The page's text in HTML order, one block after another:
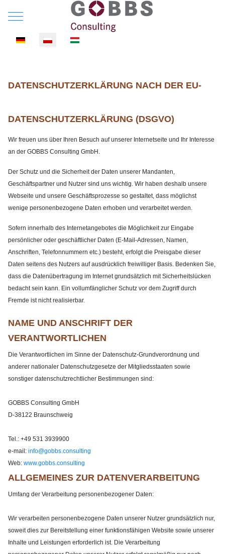
Mobile Menu Toggle
Wybierz swój język
DATENSCHUTZERKLÄRUNG NACH DER EU-
DATENSCHUTZERKLÄRUNG (DSGVO)
Wir freuen uns über Ihren Besuch auf unserer Internetseite und Ihr Interesse
an der GOBBS Consulting GmbH.
Der Schutz und die Sicherheit der Daten unserer Mandanten,
Geschäftspartner und Nutzer sind uns wichtig. Wir haben deshalb unsere
Webseite und unsere Geschäftsprozesse so gestaltet, dass möglichst
wenige personenbezogene Daten erhoben und verarbeitet werden.
Sofern innerhalb des Internetangebotes die Möglichkeit zur Eingabe
persönlicher oder geschäftlicher Daten (E-Mail-Adressen, Namen,
Anschriften, Telefonnummern etc.) besteht, erfolgt die Preisgabe dieser
Daten seitens des Nutzers auf ausdrücklich freiwilliger Basis. Bedenken Sie,
dass die Datenübertragung im Internet grundsätzlich mit Sicherheitslücken
bedacht sein kann. Ein vollumfänglicher Schutz vor dem Zugriff durch
Fremde ist nicht realisierbar.
NAME UND ANSCHRIFT DER
VERANTWORTLICHEN
Die Verantwortlichen im Sinne der Datenschutz-Grundverordnung und
anderer nationaler Datenschutzgesetze der Mitgliedsstaaten sowie
sonstiger datenschutzrechtlicher Bestimmungen sind:
GOBBS Consulting GmbH
D-38122 Braunschweig
Tel.: +49 531 3939900
e-mail:info@gobbs.consulting
Web:www.gobbs.consulting
ALLGEMEINES ZUR DATENVERARBEITUNG
Umfang der Verarbeitung personenbezogener Daten:
Wir verarbeiten personenbezogene Daten unserer Nutzer grundsätzlich nur,
soweit dies zur Bereitstellung einer funktionsfähigen Website sowie unserer
Inhalte und Leistungen erforderlich ist. Die Verarbeitung